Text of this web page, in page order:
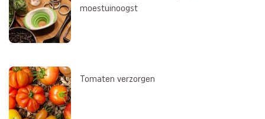
moestuinoogst
Tomaten verzorgen